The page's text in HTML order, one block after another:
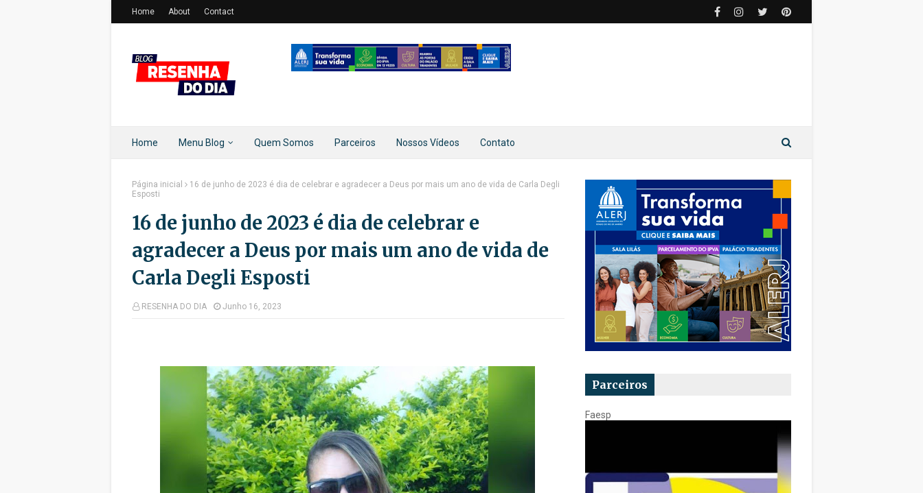
Home About Contact
Home Menu Blog Quem Somos Parceiros Nossos Vídeos Contato
Página inicial
16 de junho de 2023 é dia de celebrar e agradecer a Deus por mais um ano de vida de Carla Degli
Esposti
16 de junho de 2023 é dia de celebrar e
agradecer a Deus por mais um ano de vida de
Carla Degli Esposti
RESENHA DO DIA Junho 16, 2023
Parceiros
Faesp